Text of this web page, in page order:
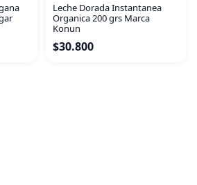
Leche Dorada Instantanea
Organica 200 grs Marca
Konun
$30.800